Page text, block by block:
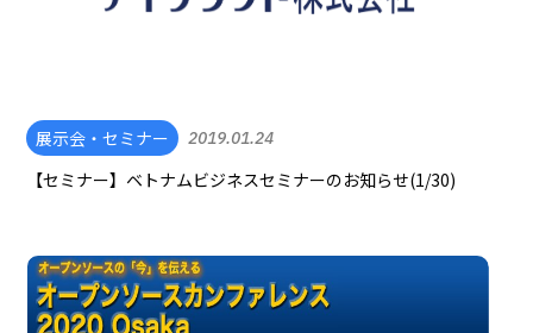
展示会・セミナー 2019.01.24
【セミナー】ベトナムビジネスセミナーのお知らせ(1/30)